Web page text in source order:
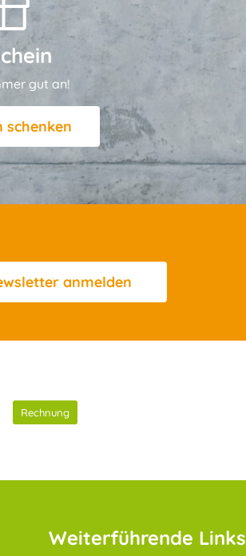
gut an!
schenken
anmelden
Rechnung
Weiterführende Links